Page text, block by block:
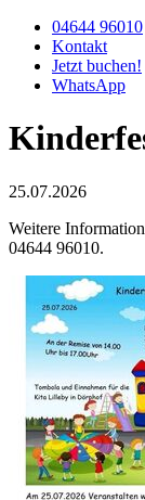
04644 96010
Kontakt
Jetzt buchen!
WhatsApp
25.07.2026
Weitere
04644 96010.